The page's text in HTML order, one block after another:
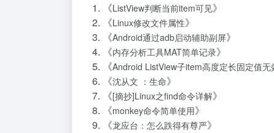
《ListView判断当前item可见》
《Linux修改文件属性》
《Android通过adb启动辅助副屏》
《内存分析工具MAT简单记录》
《Android ListView子item高度定长固定值无
《沈从文 ：生命》
《[摘抄]Linux之find命令详解》
《monkey命令简单使用》
《龙应台：怎么跌得有尊严》